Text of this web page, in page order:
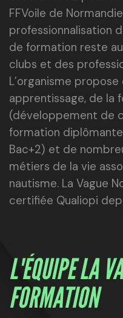
FFVoile de
professionnalisation
de formation reste
clubs et des
L’organisme
apprentissage, de la
(développement de
formation
Bac+2) et de
métiers de la vie
nautisme. La Vague
certifiée Qualiopi
L'ÉQUIPE LA
FORMATION